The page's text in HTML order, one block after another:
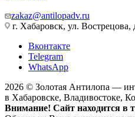
zakaz@antilopadv.ru
г. Хабаровск, ул. Вострецова,
Вконтакте
Telegram
WhatsApp
2026 © Золотая Антилопа —
в Хабаровске, Владивостоке,
Внимание! Сайт находится в